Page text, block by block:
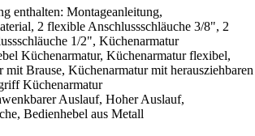
enthalten: Montageanleitung,
2 flexible Anschlussschläuche 3/8", 2
1/2", Küchenarmatur
Küchenarmatur, Küchenarmatur flexibel,
mit Brause, Küchenarmatur mit herausziehbaren
Küchenarmatur
Auslauf, Hoher Auslauf,
Bedienhebel aus Metall